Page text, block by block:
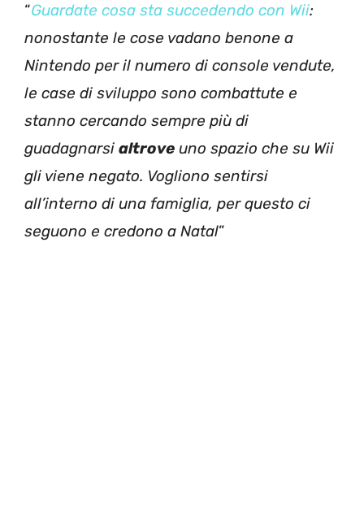
“Guardate cosa sta succedendo con Wii:
nonostante le cose vadano benone a
Nintendo per il numero di console vendute,
le case di sviluppo sono combattute e
stanno cercando sempre più di
guadagnarsi altrove uno spazio che su Wii
gli viene negato. Vogliono sentirsi
all’interno di una famiglia, per questo ci
seguono e credono a Natal”